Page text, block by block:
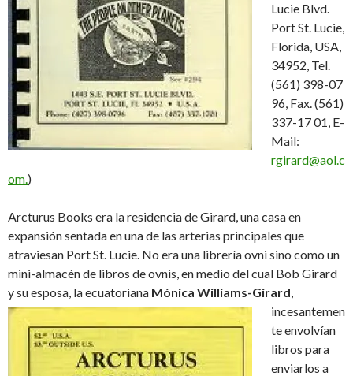
Lucie Blvd.
Port St. Lucie,
Florida, USA,
34952, Tel.
(561) 398-07
96, Fax. (561)
337-17 01, E-
Mail:
rgirard@aol.c
om.)
Arcturus Books era la residencia de Girard, una casa en
expansión sentada en una de las arterias principales que
atraviesan Port St. Lucie. No era una librería ovni sino como un
mini-almacén de libros de ovnis, en medio del cual Bob Girard
y su esposa, la ecuatoriana Mónica Williams-Girard,
incesantemen
te envolvían
libros para
enviarlos a